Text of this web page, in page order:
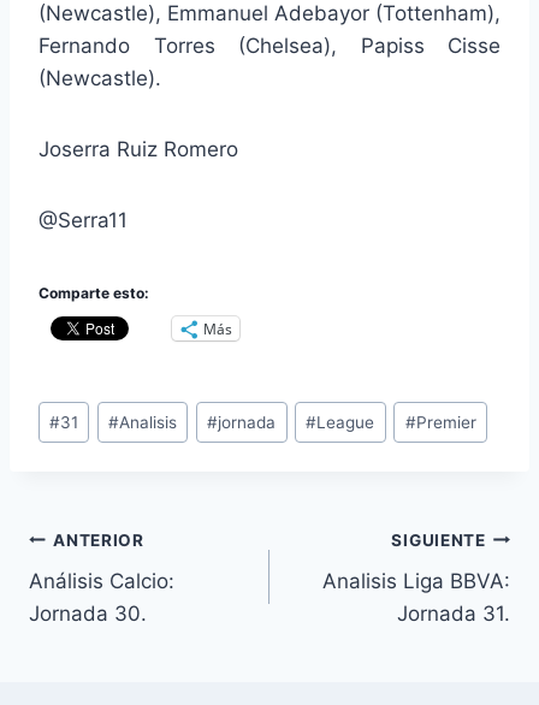
(Newcastle), Emmanuel Adebayor (Tottenham),
Fernando Torres (Chelsea), Papiss Cisse
(Newcastle).
Joserra Ruiz Romero
@Serra11
Comparte esto:
Más
Etiquetas
de
#31 #Analisis #jornada #League #Premier
Navegación
de
ANTERIOR
Análisis Calcio:
Jornada 30.
SIGUIENTE
Analisis Liga BBVA:
Jornada 31.